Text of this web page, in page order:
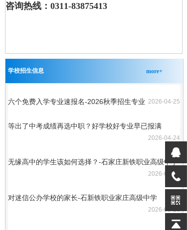
咨询热线：0311-83875413
学校招生信息 more+
六个免费入学专业速报名-2026秋季招生专业 2026-04-25
等出了中考成绩再选中职？好学校好专业早已报满
2026-04-24
无缘高中的学生该如何选择？-​石家庄新铁职业高级中学
2026-04-14
对迷信公办学校的家长-石新铁职业家庄高级中学
2026-03-23